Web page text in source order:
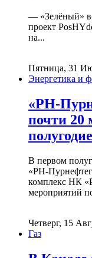
— «Зелёный»
проект
на...
Пятница, 31
Энергетика и
«РН-
почти 20
В первом
«РН-
комплекс НК
мероприятий
Четверг, 15
Газ